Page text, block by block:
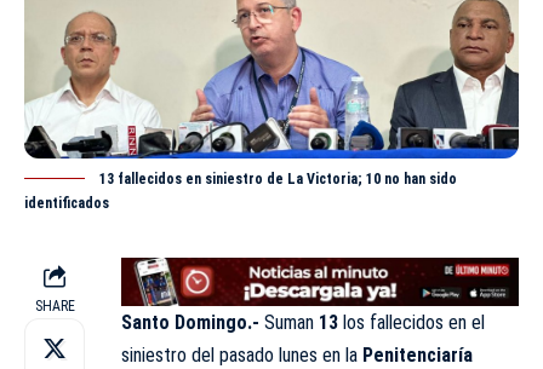
13 fallecidos en siniestro de La Victoria; 10 no han sido
identificados
SHARE
Santo Domingo.- Suman 13 los fallecidos en el
siniestro del pasado lunes en la Penitenciaría